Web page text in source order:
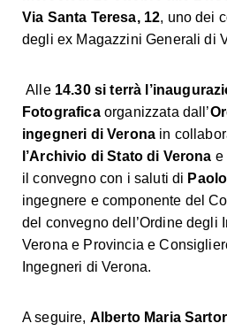
Via Santa Teresa, 12, uno dei
degli ex Magazzini Generali di
Alle 14.30 si terrà
Fotograficaorganizzata dall’
ingegneri di Verona in
l’Archivio di Stato di Verona e
il convegno con i saluti di
ingegnere e componente del
del convegno dell’Ordine degli
Verona e Provincia e
Ingegneri di Verona.
A seguire, Alberto Maria